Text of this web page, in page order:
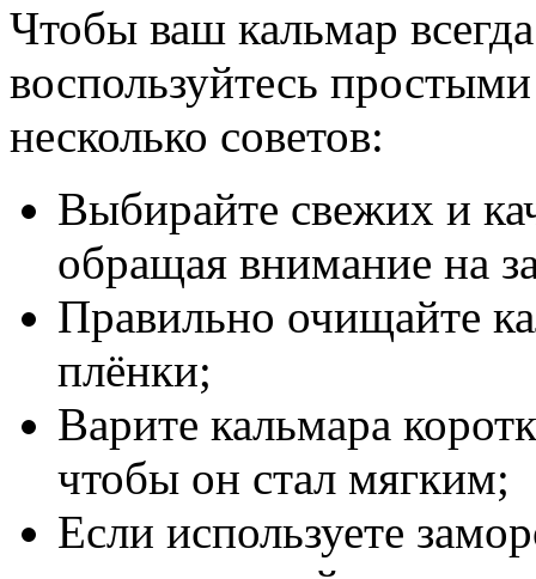
Чтобы ваш кальмар
воспользуйтесь
несколько советов:
Выбирайте свежих и
обращая внимание на
Правильно очищайте
плёнки;
Варите кальмара
чтобы он стал мягким;
Если используете